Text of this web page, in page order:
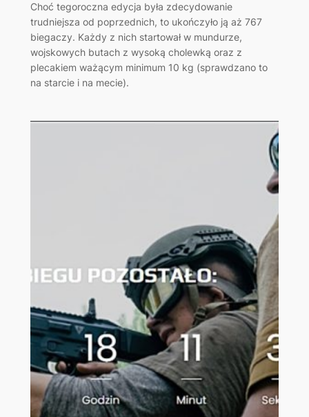
Choć tegoroczna edycja była zdecydowanie
trudniejsza od poprzednich, to ukończyło ją aż 767
biegaczy. Każdy z nich startował w mundurze,
wojskowych butach z wysoką cholewką oraz z
plecakiem ważącym minimum 10 kg (sprawdzano to
na starcie i na mecie).